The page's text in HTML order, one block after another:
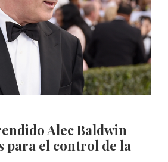
Alec Baldwin
para el control de la